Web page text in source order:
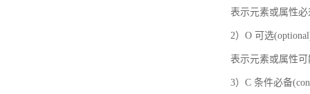
表示元素或属性
2）O 可选
表示元素或属性
3）C 条件必备